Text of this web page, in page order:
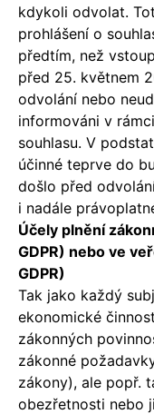
kdykoli odvolat.
prohlášení o
předtím, než
před 25. květnem
odvolání nebo
informováni v
souhlasu. V
účinné teprve do
došlo před
i nadále
Účely plnění
GDPR) nebo ve
GDPR)
Tak jako každý
ekonomické
zákonných
zákonné
zákony), ale popř.
obezřetnosti nebo